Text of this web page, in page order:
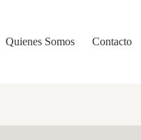
Quienes Somos Contacto